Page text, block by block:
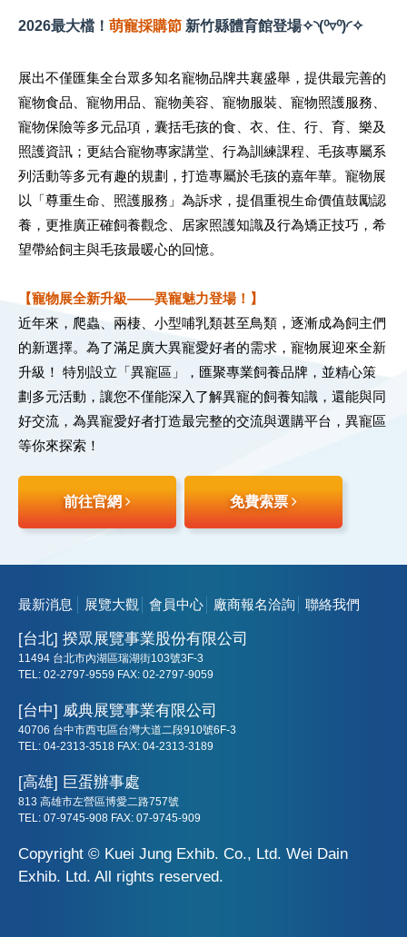
2026最大檔！ 萌寵採購節 新竹縣體育館登場✧◝(⁰▿⁰)◜✧
展出不僅匯集全台眾多知名寵物品牌共襄盛舉，提供最完善的
寵物食品、寵物用品、寵物美容、寵物服裝、寵物照護服務、
寵物保險等多元品項，囊括毛孩的食、衣、住、行、育、樂及
照護資訊；更結合寵物專家講堂、行為訓練課程、毛孩專屬系
列活動等多元有趣的規劃，打造專屬於毛孩的嘉年華。寵物展
以「尊重生命、照護服務」為訴求，提倡重視生命價值鼓勵認
養，更推廣正確飼養觀念、居家照護知識及行為矯正技巧，希
望帶給飼主與毛孩最暖心的回憶。
【寵物展全新升級——異寵魅力登場！】
近年來，爬蟲、兩棲、小型哺乳類甚至鳥類，逐漸成為飼主們
的新選擇。為了滿足廣大異寵愛好者的需求，寵物展迎來全新
升級！ 特別設立「異寵區」，匯聚專業飼養品牌，並精心策
劃多元活動，讓您不僅能深入了解異寵的飼養知識，還能與同
好交流，為異寵愛好者打造最完整的交流與選購平台，異寵區
等你來探索！
前往官網 免費索票
最新消息 展覽大觀 會員中心 廠商報名洽詢 聯絡我們
[台北] 揆眾展覽事業股份有限公司
11494 台北市內湖區瑞湖街103號3F-3
TEL: 02-2797-9559 FAX: 02-2797-9059
[台中] 威典展覽事業有限公司
40706 台中市西屯區台灣大道二段910號6F-3
TEL: 04-2313-3518 FAX: 04-2313-3189
[高雄] 巨蛋辦事處
813 高雄市左營區博愛二路757號
TEL: 07-9745-908 FAX: 07-9745-909
Copyright © Kuei Jung Exhib. Co., Ltd. Wei Dain
Exhib. Ltd. All rights reserved.